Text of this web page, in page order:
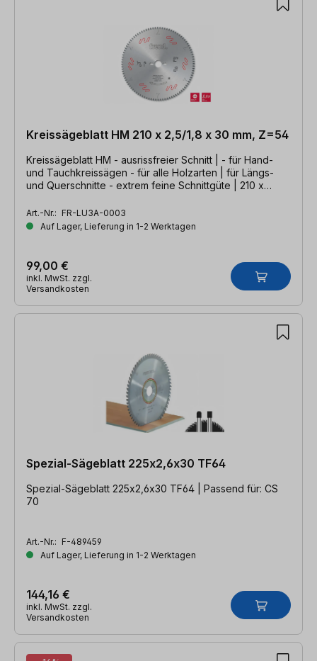
Kreissägeblatt HM 210 x 2,5/1,8 x 30 mm, Z=54
Kreissägeblatt HM - ausrissfreier Schnitt | - für Hand-
und Tauchkreissägen - für alle Holzarten | für Längs-
und Querschnitte - extrem feine Schnittgüte | 210 x
Art.-Nr.: FR-LU3A-0003
Auf Lager, Lieferung in 1-2 Werktagen
99,00 €
inkl. MwSt. zzgl.
Versandkosten
Spezial-Sägeblatt 225x2,6x30 TF64
Spezial-Sägeblatt 225x2,6x30 TF64 | Passend für: CS
70
Art.-Nr.: F-489459
Auf Lager, Lieferung in 1-2 Werktagen
144,16 €
inkl. MwSt. zzgl.
Versandkosten